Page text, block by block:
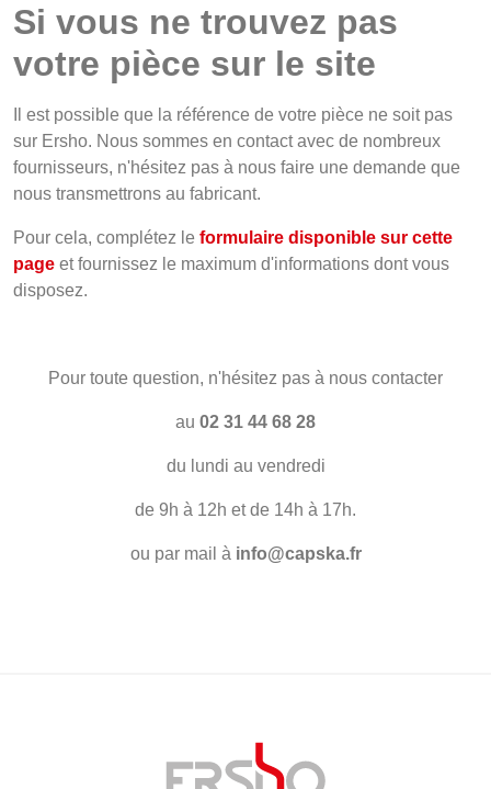
Si vous ne trouvez pas
votre pièce sur le site
Il est possible que la référence de votre pièce ne soit pas
sur Ersho. Nous sommes en contact avec de nombreux
fournisseurs, n'hésitez pas à nous faire une demande que
nous transmettrons au fabricant.
Pour cela, complétez le formulaire disponible sur cette
page et fournissez le maximum d'informations dont vous
disposez.
Pour toute question, n'hésitez pas à nous contacter
au 02 31 44 68 28
du lundi au vendredi
de 9h à 12h et de 14h à 17h.
ou par mail à info@capska.fr